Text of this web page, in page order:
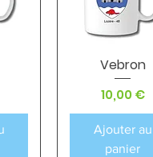
Aperçu rapide
Vebron
Prix
10,00 €
Ajouter au
panier